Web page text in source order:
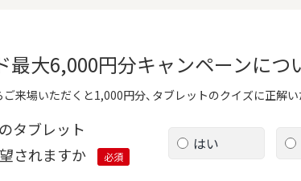
最大6,000円分キャンペーンにつ
ご来場いただくと1,000円分、タブレットのクイズに正解
タブレット
されますか
必須
はい